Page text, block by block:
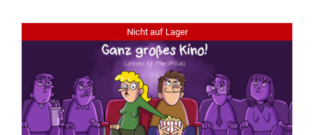
Nicht auf Lager